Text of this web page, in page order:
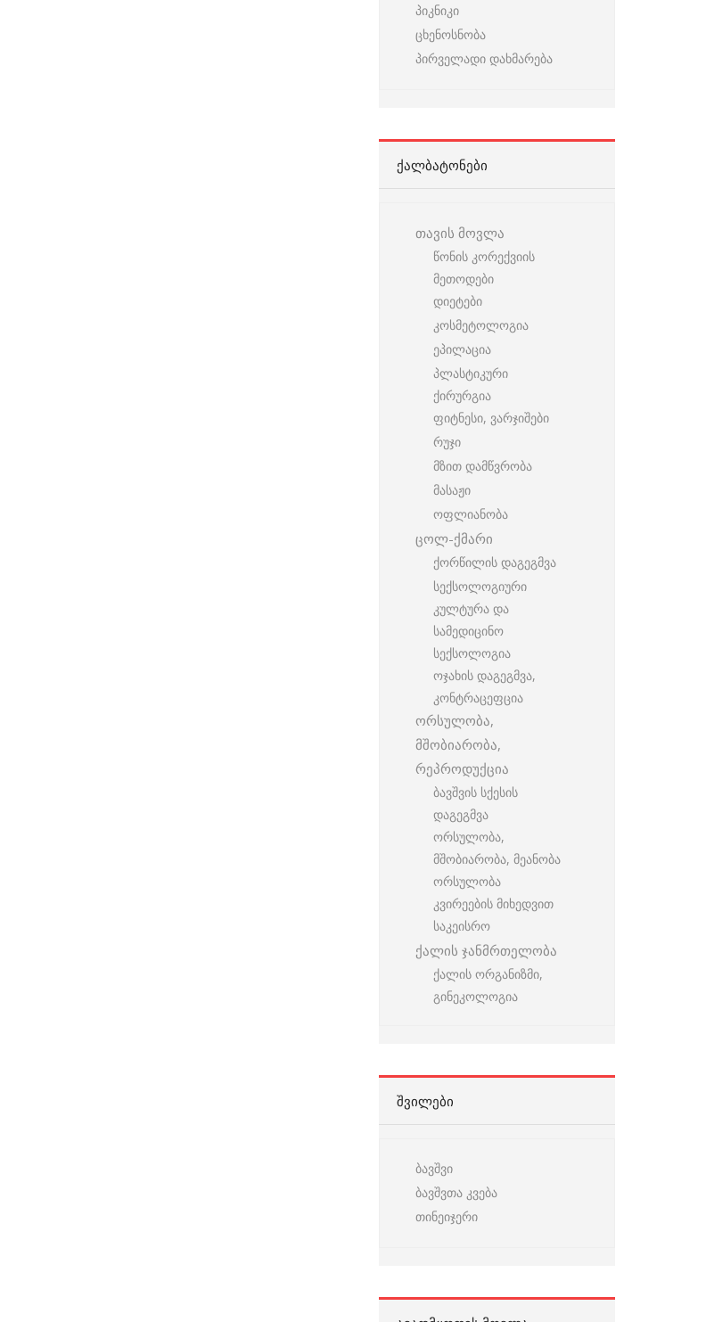
პიკნიკი
ცხენოსნობა
პირველადი დახმარება
ᲥᲐᲚᲑᲐᲢᲝᲜᲔᲑᲘ
თავის მოვლა
წონის კორექვიის
მეთოდები
დიეტები
კოსმეტოლოგია
ეპილაცია
პლასტიკური
ქირურგია
ფიტნესი, ვარჯიშები
რუჯი
მზით დამწვრობა
მასაჟი
ოფლიანობა
ცოლ-ქმარი
ქორწილის დაგეგმვა
სექსოლოგიური
კულტურა და
სამედიცინო
სექსოლოგია
ოჯახის დაგეგმვა,
კონტრაცეფცია
ორსულობა,
მშობიარობა,
რეპროდუქცია
ბავშვის სქესის
დაგეგმვა
ორსულობა,
მშობიარობა, მეანობა
ორსულობა
კვირეების მიხედვით
საკეისრო
ქალის ჯანმრთელობა
ქალის ორგანიზმი,
გინეკოლოგია
ᲨᲕᲘᲚᲔᲑᲘ
ბავშვი
ბავშვთა კვება
თინეიჯერი